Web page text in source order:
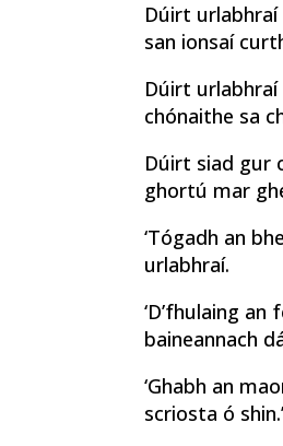
Dúirt urlabhraí
san ionsaí
Dúirt
chónaithe sa
Dúirt siad gur
ghortú mar
‘Tógadh an
urlabhraí.
‘D’fhulaing
baineannach
‘Ghabh an
scriosta ó shin.’